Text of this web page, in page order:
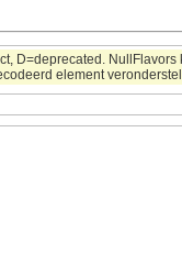
D=deprecated.
element